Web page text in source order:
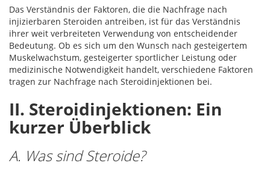
Das Verständnis der Faktoren, die die Nachfrage nach
injizierbaren Steroiden antreiben, ist für das Verständnis
ihrer weit verbreiteten Verwendung von entscheidender
Bedeutung. Ob es sich um den Wunsch nach gesteigertem
Muskelwachstum, gesteigerter sportlicher Leistung oder
medizinische Notwendigkeit handelt, verschiedene Faktoren
tragen zur Nachfrage nach Steroidinjektionen bei.
II. Steroidinjektionen: Ein
kurzer Überblick
A. Was sind Steroide?